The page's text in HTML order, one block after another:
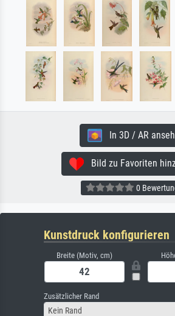
In 3D / AR
Bild zu Favoriten
0
Kunstdruck konfigurieren
Breite (Motiv, cm)
Zusätzlicher Rand
Kein Rand